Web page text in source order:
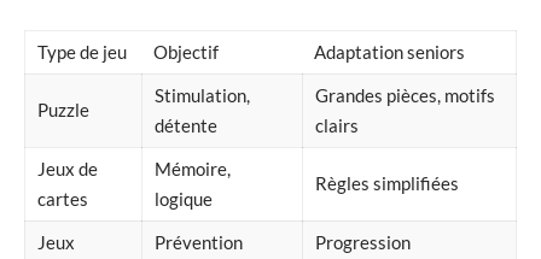
Type de jeu Objectif Adaptation seniors
Puzzle
Stimulation,
détente
Grandes pièces, motifs
clairs
Jeux de
cartes
Mémoire,
logique
Règles simplifiées
Jeux
Prévention
Progression